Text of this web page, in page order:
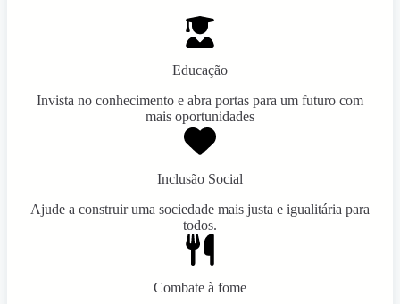
Educação
Invista no conhecimento e abra portas para um futuro com
mais oportunidades
Inclusão Social
Ajude a construir uma sociedade mais justa e igualitária para
todos.
Combate à fome